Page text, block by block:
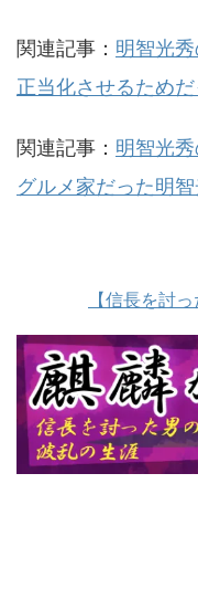
関連記事： 明智光
正当化させるためだ
関連記事： 明智光
グルメ家だった明
【信長を討